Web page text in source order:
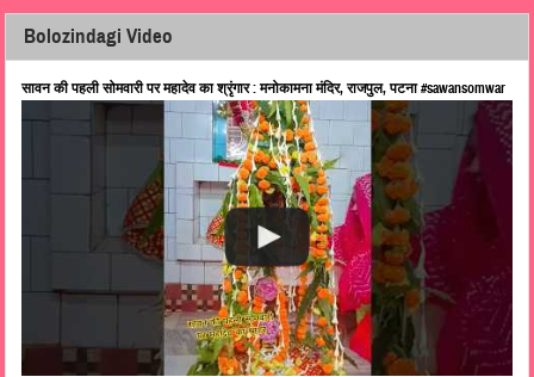
Bolozindagi Video
सावन की पहली सोमवारी पर महादेव का श्रृंगार : मनोकामना मंदिर, राजपुल, पटना #sawansomwar